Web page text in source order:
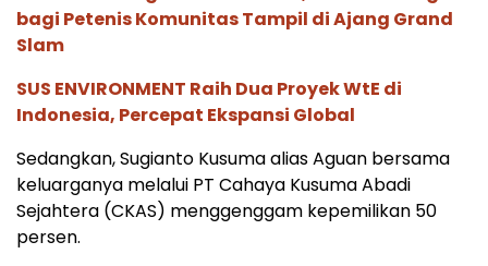
bagi Petenis Komunitas Tampil di Ajang Grand
Slam
SUS ENVIRONMENT Raih Dua Proyek WtE di
Indonesia, Percepat Ekspansi Global
Sedangkan, Sugianto Kusuma alias Aguan bersama
keluarganya melalui PT Cahaya Kusuma Abadi
Sejahtera (CKAS) menggenggam kepemilikan 50
persen.